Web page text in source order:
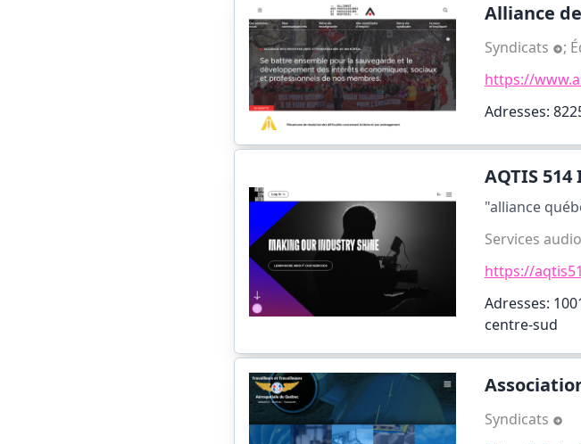
Alliance
Syndicats ;
https://
Adresses:
AQTIS 514
"alliance
Services
https://
Adresses:
centre-sud
Syndicats